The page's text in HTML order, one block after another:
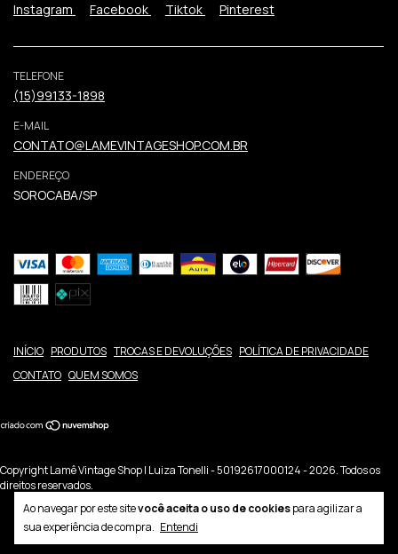
Ao navegar por este sitevocê aceita o uso de cookiespara agilizar a
sua experiência de compra. Entendi
Instagram Facebook Tiktok Pinterest
TELEFONE
(15)99133-1898
E-MAIL
CONTATO@LAMEVINTAGESHOP.COM.BR
ENDEREÇO
SOROCABA/SP
INÍCIO PRODUTOS TROCAS E DEVOLUÇÕES POLÍTICA DE PRIVACIDADE
CONTATO QUEM SOMOS
Copyright Lamê Vintage Shop | Luiza Tonelli - 50192617000124 - 2026. Todos os
direitos reservados.